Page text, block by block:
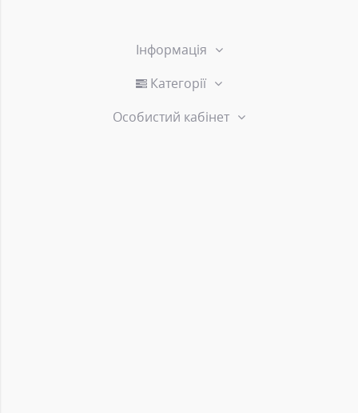
Інформація
Категорії
Особистий кабінет